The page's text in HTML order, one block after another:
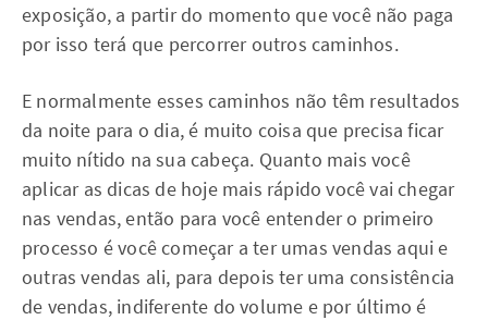
exposição, a partir do momento que você não paga
por isso terá que percorrer outros caminhos.
E normalmente esses caminhos não têm resultados
da noite para o dia, é muito coisa que precisa ficar
muito nítido na sua cabeça. Quanto mais você
aplicar as dicas de hoje mais rápido você vai chegar
nas vendas, então para você entender o primeiro
processo é você começar a ter umas vendas aqui e
outras vendas ali, para depois ter uma consistência
de vendas, indiferente do volume e por último é